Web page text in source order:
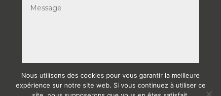
ENVOYER
Nous utilisons des cookies pour vous garantir la meilleure
expérience sur notre site web. Si vous continuez à utiliser ce